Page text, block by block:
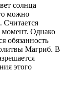
солнца
можно
Считается
момент. Однако
обязанность
Магриб. В
этого